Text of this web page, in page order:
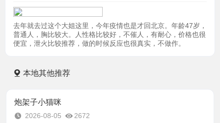
去年就去过这个大姐这里，今年疫情也是才回北京。年龄47岁，
普通人，胸比较大。人性格比较好，不催人，有耐心，价格也很
便宜，泄火比较推荐，做的时候反应也很真实，不做作。
本地其他推荐
炮架子小猫咪
2026-08-05
2672